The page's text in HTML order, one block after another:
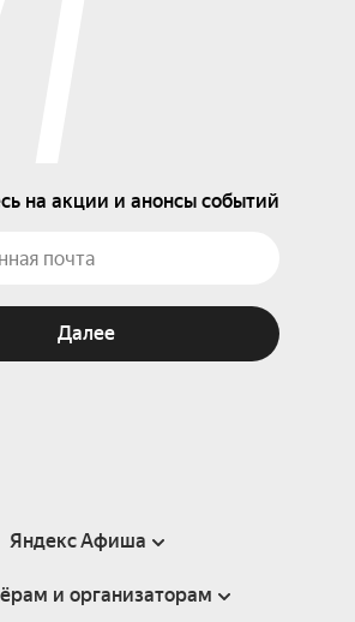
на акции и анонсы событий
Далее
Яндекс Афиша
Справка
и организаторам